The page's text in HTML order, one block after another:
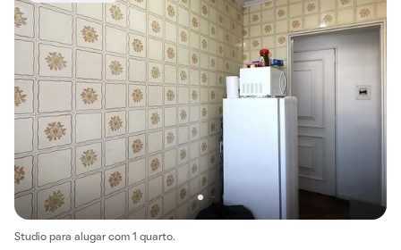
Studio para alugar com 1 quarto.